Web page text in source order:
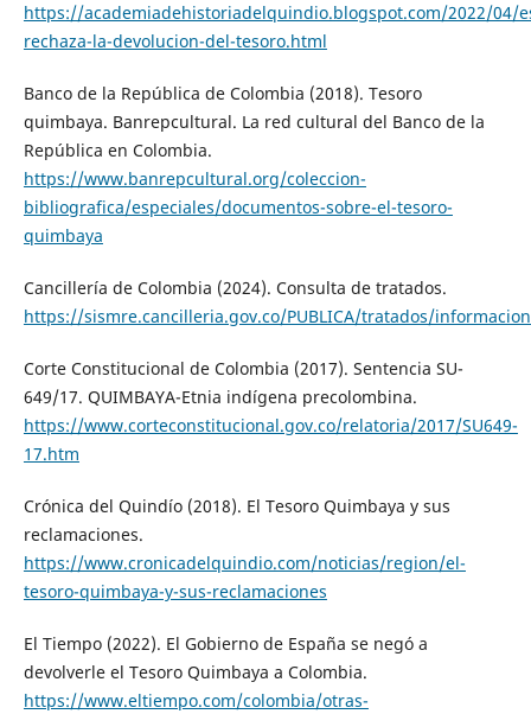
https://academiadehistoriadelquindio.blogspot.com/2022/04/
rechaza-la-devolucion-del-tesoro.html
Banco de la República de Colombia (2018). Tesoro
quimbaya. Banrepcultural. La red cultural del Banco de la
República en Colombia.
https://www.banrepcultural.org/coleccion-
bibliografica/especiales/documentos-sobre-el-tesoro-
quimbaya
Cancillería de Colombia (2024). Consulta de tratados.
https://sismre.cancilleria.gov.co/PUBLICA/tratados/
Corte Constitucional de Colombia (2017). Sentencia SU-
649/17. QUIMBAYA-Etnia indígena precolombina.
https://www.corteconstitucional.gov.co/relatoria/2017/SU649-
17.htm
Crónica del Quindío (2018). El Tesoro Quimbaya y sus
reclamaciones.
https://www.cronicadelquindio.com/noticias/region/el-
tesoro-quimbaya-y-sus-reclamaciones
El Tiempo (2022). El Gobierno de España se negó a
devolverle el Tesoro Quimbaya a Colombia.
https://www.eltiempo.com/colombia/otras-